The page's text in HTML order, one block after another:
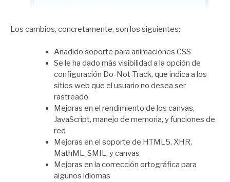
Los cambios, concretamente, son los siguientes:
Añadido soporte para animaciones CSS
Se le ha dado más visibilidad a la opción de
configuración Do-Not-Track, que indica a los
sitios web que el usuario no desea ser
rastreado
Mejoras en el rendimiento de los canvas,
JavaScript, manejo de memoria, y funciones de
red
Mejoras en el soporte de HTML5, XHR,
MathML, SMIL, y canvas
Mejoras en la corrección ortográfica para
algunos idiomas